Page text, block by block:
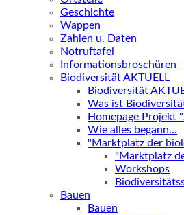
Geschichte
Wappen
Zahlen u. Daten
Notruftafel
Informationsbroschüren
Biodiversität AKTUELL
Biodiversität
Was ist
Homepage Projekt
Wie alles begann...
"Marktplatz der
"Marktplatz
Workshops
Bauen
Bauen